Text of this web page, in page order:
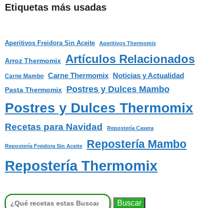
Etiquetas más usadas
Aperitivos Freidora Sin Aceite Aperitivos Thermomix
Arroz Thermomix Artículos Relacionados
Carne Mambo Carne Thermomix Noticias y Actualidad
Pasta Thermomix Postres y Dulces Mambo
Postres y Dulces Thermomix
Recetas para Navidad Repostería Casera
Repostería Freidora Sin Aceite Repostería Mambo
Repostería Thermomix
Buscar: